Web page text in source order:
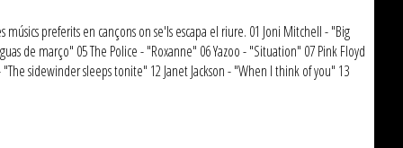
preferits en cançons on se'ls escapa el riure. 01 Joni Mitchell - "Big
de março" 05 The Police - "Roxanne" 06 Yazoo - "Situation" 07 Pink Floyd
sidewinder sleeps tonite" 12 Janet Jackson - "When I think of you" 13